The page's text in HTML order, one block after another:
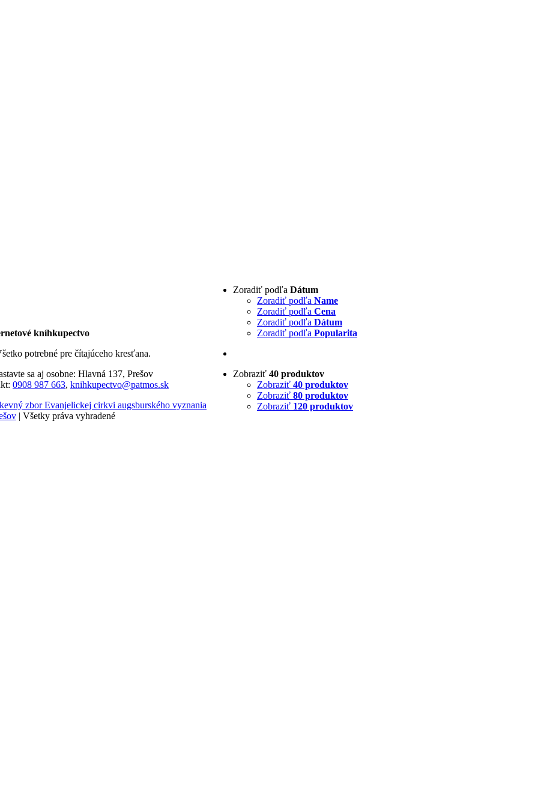
Zoradiť podľa Dátum
Zoradiť podľa Name
Zoradiť podľa Cena
Zoradiť podľa Dátum
Zoradiť podľa Popularita
Zobraziť 40 produktov
Zobraziť 40 produktov
Zobraziť 80 produktov
Zobraziť 120 produktov
kníhkupectvo
potrebné pre čítajúceho kresťana.
sa aj osobne: Hlavná 137, Prešov
0908 987 663, knihkupectvo@patmos.sk
zbor Evanjelickej cirkvi augsburského vyznania
| Všetky práva vyhradené